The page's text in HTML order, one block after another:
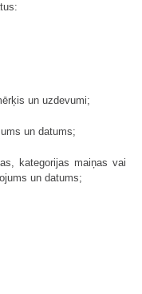
un uzdevumi;
un datums;
kategorijas maiņas vai
un datums;